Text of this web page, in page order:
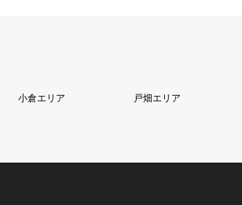
小倉エリア
戸畑エリア